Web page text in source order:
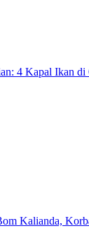
4 Kapal Ikan
Kalianda,